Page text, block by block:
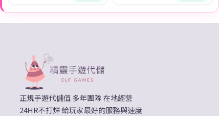
正規手遊代儲值 多年團隊 在地經營
24HR不打烊 給玩家最好的服務與速度